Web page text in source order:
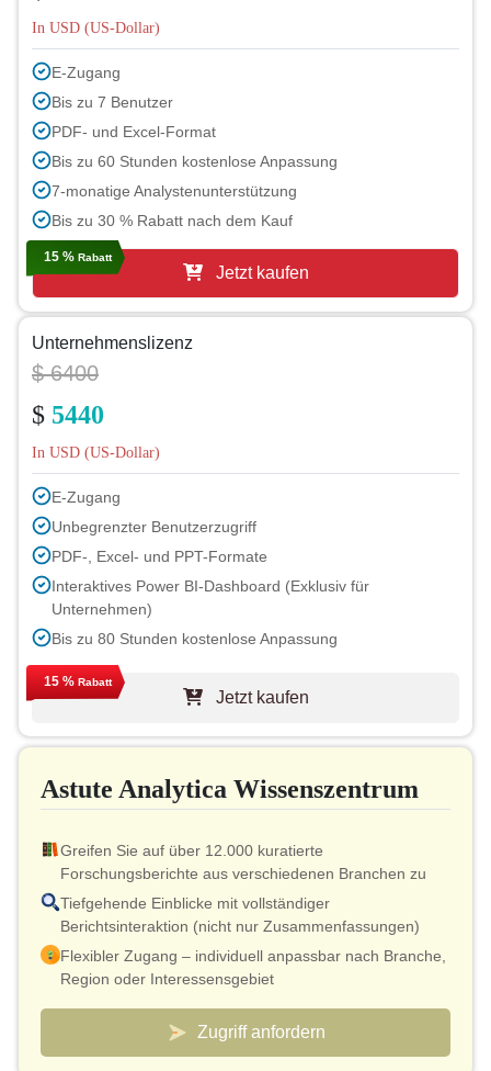
In USD (US-Dollar)
E-Zugang
Bis zu 7 Benutzer
PDF- und Excel-Format
Bis zu 60 Stunden kostenlose Anpassung
7-monatige Analystenunterstützung
Bis zu 30 % Rabatt nach dem Kauf
15 % Rabatt
Jetzt kaufen
Unternehmenslizenz
$ 6400
$ 5440
In USD (US-Dollar)
E-Zugang
Unbegrenzter Benutzerzugriff
PDF-, Excel- und PPT-Formate
Interaktives Power BI-Dashboard (Exklusiv für
Unternehmen)
Bis zu 80 Stunden kostenlose Anpassung
1 Jahr Analystenbetreuung
Kostenloses Berichtsupdate im nächsten Zyklus
Druckerlaubnis
15 % Rabatt
Jetzt kaufen
Astute Analytica Wissenszentrum
Greifen Sie auf über 12.000 kuratierte
Forschungsberichte aus verschiedenen Branchen zu
Tiefgehende Einblicke mit vollständiger
Berichtsinteraktion (nicht nur Zusammenfassungen)
Flexibler Zugang – individuell anpassbar nach Branche,
Region oder Interessensgebiet
Intelligentes Preismodell – effektive Kosten ab nur 10
US-Dollar pro Bericht
Analystenverbindung für Validierung und schnelle
Zugriff anfordern